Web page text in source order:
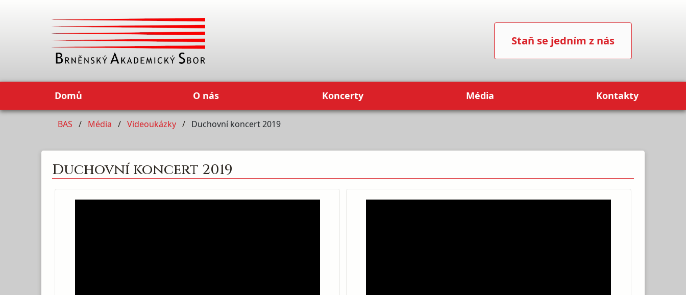
Staň se jedním z nás
Domů O nás Koncerty Média Kontakty
BAS Média Videoukázky Duchovní koncert 2019
Duchovní koncert 2019